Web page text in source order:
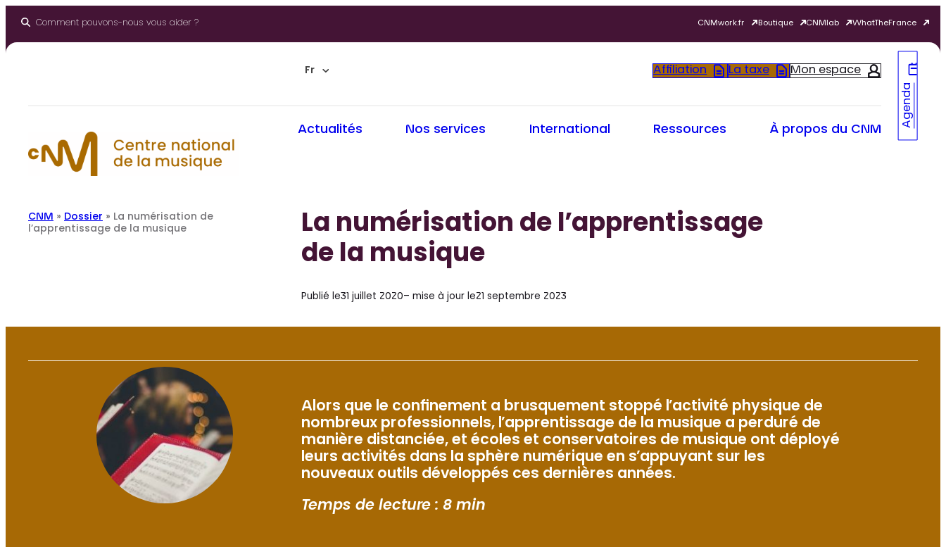
Comment pouvons-nous vous aider ? CNMwork.fr Boutique CNMlab WhatTheFrance
Fr Affiliation La taxe Mon espace
Actualités Nos services International Ressources À propos du CNM
Agenda
CNM » Dossier » La numérisation de
l’apprentissage de la musique
La numérisation de l’apprentissage
de la musique
Publié le31 juillet 2020– mise à jour le21 septembre 2023
Alors que le confinement a brusquement stoppé l’activité physique de
nombreux professionnels, l’apprentissage de la musique a perduré de
manière distanciée, et écoles et conservatoires de musique ont déployé
leurs activités dans la sphère numérique en s’appuyant sur les
nouveaux outils développés ces dernières années.
Temps de lecture : 8 min